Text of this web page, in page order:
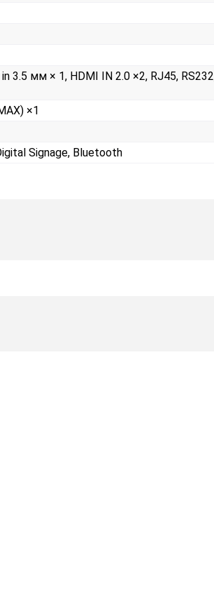
in 3.5 мм × 1, HDMI IN 2.0 ×2, RJ45,
×1
Signage, Bluetooth